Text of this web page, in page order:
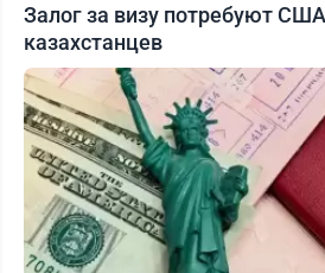
Залог за визу потребуют
казахстанцев